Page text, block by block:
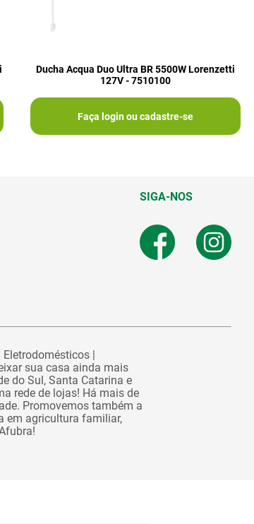
Ducha Acqua Duo Ultra BR 5500W Lorenzetti
127V - 7510100
Faça login ou cadastre-se
SIGA-NOS
|
sua casa ainda mais
do Sul, Santa Catarina e
rede de lojas! Há mais de
Promovemos também a
em agricultura familiar,